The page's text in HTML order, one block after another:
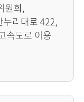
원회,
누리대로 422,
속도로 이용